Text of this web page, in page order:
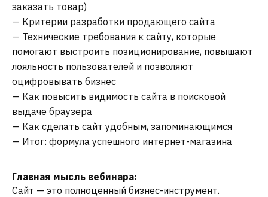
заказать товар)
— Критерии разработки продающего сайта
— Технические требования к сайту, которые
помогают выстроить позиционирование, повышают
лояльность пользователей и позволяют
оцифровывать бизнес
— Как повысить видимость сайта в поисковой
выдаче браузера
— Как сделать сайт удобным, запоминающимся
— Итог: формула успешного интернет-магазина
Главная мысль вебинара:
Сайт — это полноценный бизнес-инструмент.